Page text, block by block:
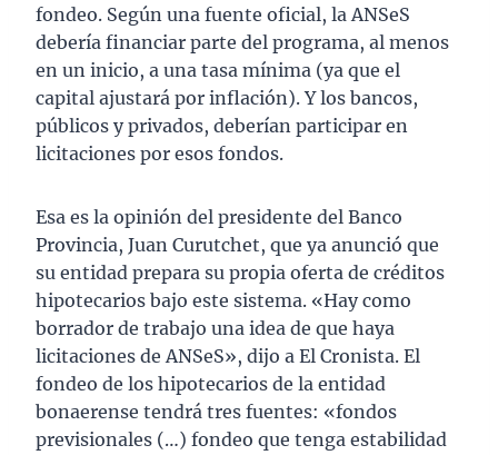
fondeo. Según una fuente oficial, la ANSeS
debería financiar parte del programa, al menos
en un inicio, a una tasa mínima (ya que el
capital ajustará por inflación). Y los bancos,
públicos y privados, deberían participar en
licitaciones por esos fondos.
Esa es la opinión del presidente del Banco
Provincia, Juan Curutchet, que ya anunció que
su entidad prepara su propia oferta de créditos
hipotecarios bajo este sistema. «Hay como
borrador de trabajo una idea de que haya
licitaciones de ANSeS», dijo a El Cronista. El
fondeo de los hipotecarios de la entidad
bonaerense tendrá tres fuentes: «fondos
previsionales (…) fondeo que tenga estabilidad